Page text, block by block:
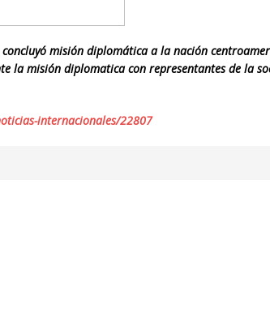
concluyó misión diplomática a la nación
la misión diplomatica con representantes de la
internacionales/22807